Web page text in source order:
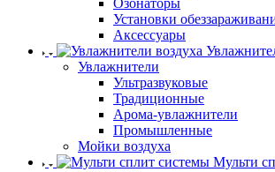
Озонаторы
Установки
Аксессуары
Увлажнители
Ультразвуковые
Традиционные
Арома-увлажнители
Промышленные
Мойки воздуха
Мульти